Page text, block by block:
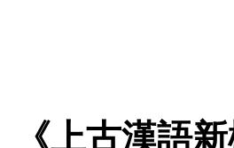
《上古漢語新